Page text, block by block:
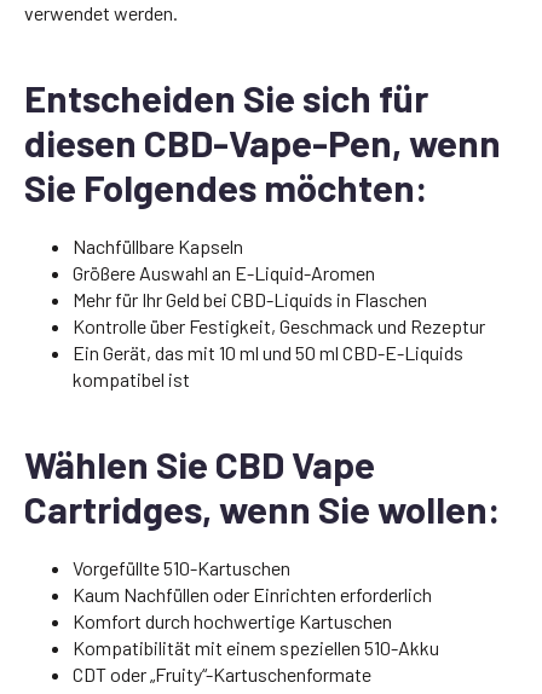
verwendet werden.
Entscheiden Sie sich für
diesen CBD-Vape-Pen, wenn
Sie Folgendes möchten:
Nachfüllbare Kapseln
Größere Auswahl an E-Liquid-Aromen
Mehr für Ihr Geld bei CBD-Liquids in Flaschen
Kontrolle über Festigkeit, Geschmack und Rezeptur
Ein Gerät, das mit 10 ml und 50 ml CBD-E-Liquids
kompatibel ist
Wählen Sie CBD Vape
Cartridges, wenn Sie wollen:
Vorgefüllte 510-Kartuschen
Kaum Nachfüllen oder Einrichten erforderlich
Komfort durch hochwertige Kartuschen
Kompatibilität mit einem speziellen 510-Akku
CDT oder „Fruity“-Kartuschenformate